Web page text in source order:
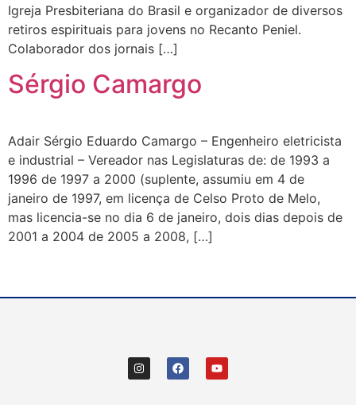
Igreja Presbiteriana do Brasil e organizador de diversos
retiros espirituais para jovens no Recanto Peniel.
Colaborador dos jornais […]
Sérgio Camargo
Adair Sérgio Eduardo Camargo – Engenheiro eletricista
e industrial – Vereador nas Legislaturas de: de 1993 a
1996 de 1997 a 2000 (suplente, assumiu em 4 de
janeiro de 1997, em licença de Celso Proto de Melo,
mas licencia-se no dia 6 de janeiro, dois dias depois de
2001 a 2004 de 2005 a 2008, […]